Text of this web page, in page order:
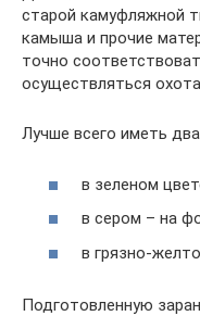
старой камуфляжной
камыша и прочие
точно
осуществляться
Лучше всего иметь
в зеленом
в сером – на
в грязно-
Подготовленную